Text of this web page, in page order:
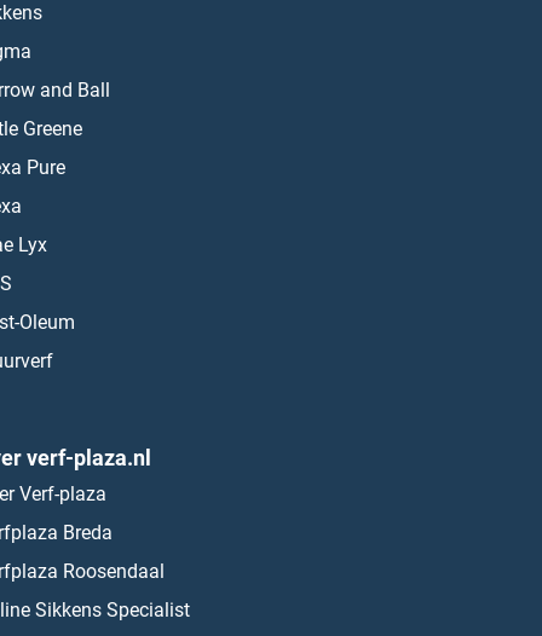
and Ball
Greene
Pure
Lyx
Oleum
verf-plaza.nl
Verf-plaza
Breda
Roosendaal
Sikkens Specialist